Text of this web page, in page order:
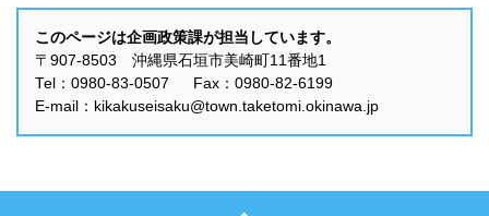
このページは企画政策課が担当しています。
〒907-8503 沖縄県石垣市美崎町11番地1
Tel：0980-83-0507 Fax：0980-82-6199
E-mail：kikakuseisaku@town.taketomi.okinawa.jp